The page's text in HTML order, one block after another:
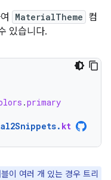
MaterialTheme 컴
있습니다.
.primary
. kt
이 여러 개 있는 경우 트리